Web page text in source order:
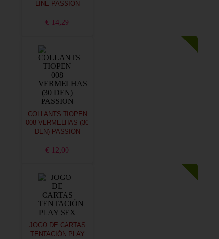
LINE PASSION
€ 14,29
COLLANTS TIOPEN
008 VERMELHAS (30
DEN) PASSION
€ 12,00
JOGO DE CARTAS
TENTACIÓN PLAY